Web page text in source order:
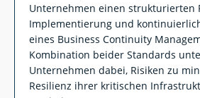
Unternehmen einen strukturierten
Implementierung und
eines Business Continuity
Kombination beider Standards
Unternehmen dabei, Risiken zu
Resilienz ihrer kritischen